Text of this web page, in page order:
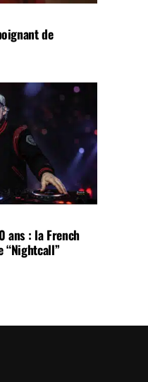
de
ans : la French
“Nightcall”